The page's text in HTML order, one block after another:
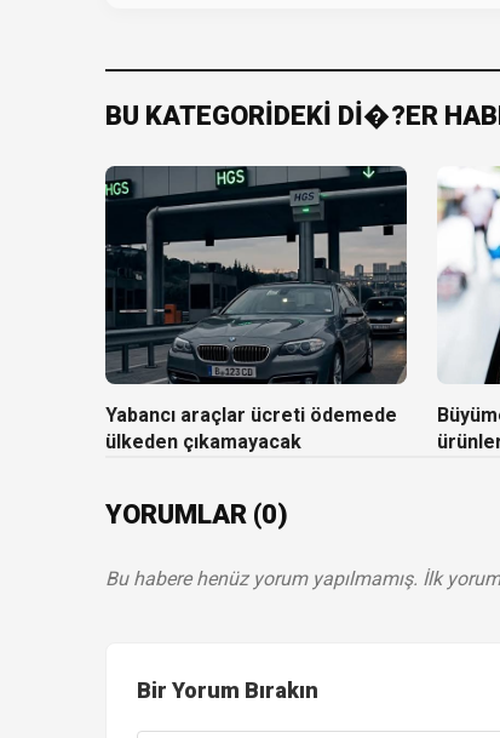
BU KATEGORİDEKİ Dİ�?ER
Yabancı araçlar ücreti ödemede
ülkeden çıkamayacak
YORUMLAR (0)
Bu habere henüz yorum yapılmamış. İlk
Bir Yorum Bırakın